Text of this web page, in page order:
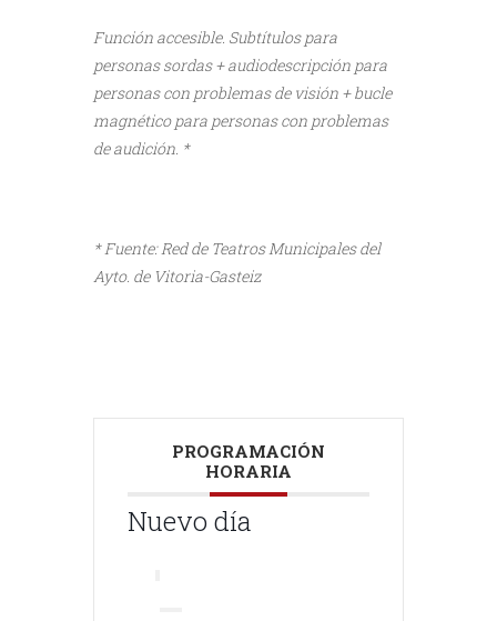
Función accesible. Subtítulos para
personas sordas + audiodescripción para
personas con problemas de visión + bucle
magnético para personas con problemas
de audición. *
* Fuente: Red de Teatros Municipales del
Ayto. de Vitoria-Gasteiz
PROGRAMACIÓN
HORARIA
Nuevo día